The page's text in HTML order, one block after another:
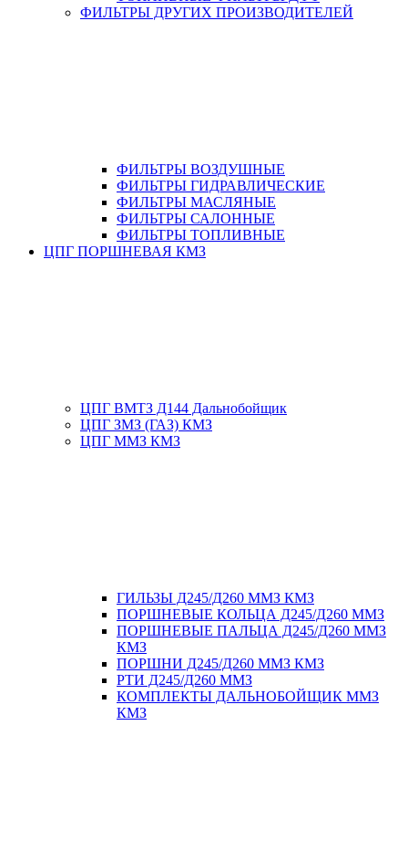
ФИЛЬТРЫ ДРУГИХ ПРОИЗВОДИТЕЛЕЙ
ФИЛЬТРЫ ВОЗДУШНЫЕ
ФИЛЬТРЫ ГИДРАВЛИЧЕСКИЕ
ФИЛЬТРЫ МАСЛЯНЫЕ
ФИЛЬТРЫ САЛОННЫЕ
ФИЛЬТРЫ ТОПЛИВНЫЕ
ЦПГ ПОРШНЕВАЯ КМЗ
ЦПГ ВМТЗ Д144 Дальнобойщик
ЦПГ ЗМЗ (ГАЗ) КМЗ
ЦПГ ММЗ КМЗ
ГИЛЬЗЫ Д245/Д260 ММЗ КМЗ
ПОРШНЕВЫЕ КОЛЬЦА Д245/Д260 ММЗ
ПОРШНЕВЫЕ ПАЛЬЦА Д245/Д260 ММЗ
КМЗ
ПОРШНИ Д245/Д260 ММЗ КМЗ
РТИ Д245/Д260 ММЗ
КОМПЛЕКТЫ ДАЛЬНОБОЙЩИК ММЗ
КМЗ